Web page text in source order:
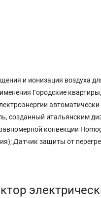
и ионизация
Городские
созданный итальянским
конвекции
Датчик защиты от